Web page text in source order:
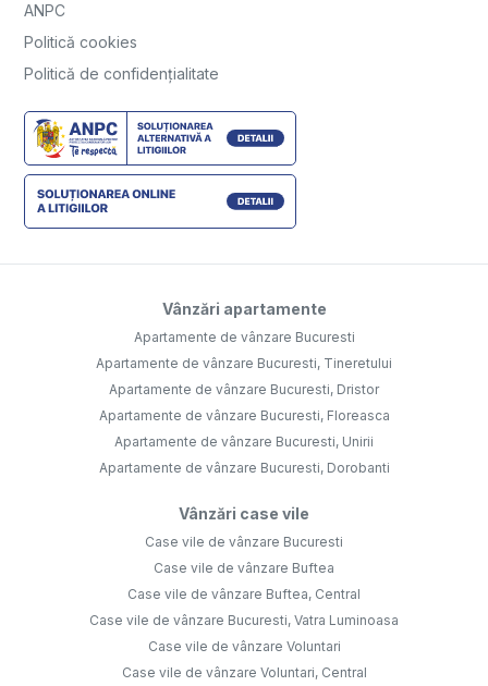
ANPC
Politică cookies
Politică de confidențialitate
Vânzări apartamente
Apartamente de vânzare Bucuresti
Apartamente de vânzare Bucuresti, Tineretului
Apartamente de vânzare Bucuresti, Dristor
Apartamente de vânzare Bucuresti, Floreasca
Apartamente de vânzare Bucuresti, Unirii
Apartamente de vânzare Bucuresti, Dorobanti
Vânzări case vile
Case vile de vânzare Bucuresti
Case vile de vânzare Buftea
Case vile de vânzare Buftea, Central
Case vile de vânzare Bucuresti, Vatra Luminoasa
Case vile de vânzare Voluntari
Case vile de vânzare Voluntari, Central